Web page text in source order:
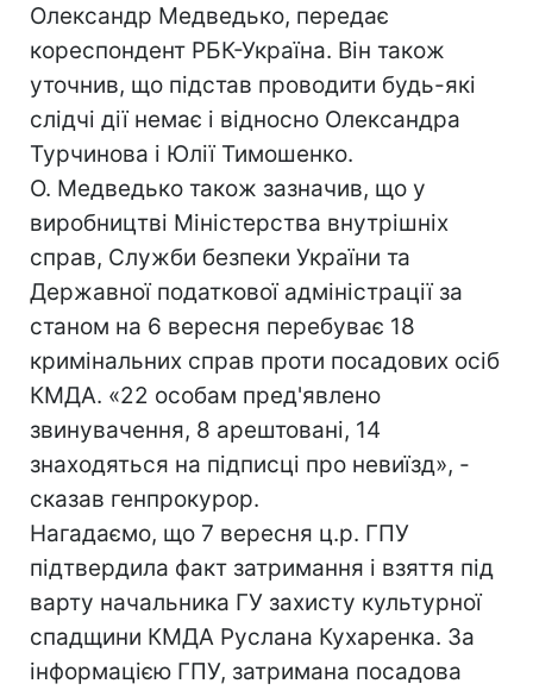
Олександр Медведько, передає
кореспондент РБК-Україна. Він також
уточнив, що підстав проводити будь-які
слідчі дії немає і відносно Олександра
Турчинова і Юлії Тимошенко.
О. Медведько також зазначив, що у
виробництві Міністерства внутрішніх
справ, Служби безпеки України та
Державної податкової адміністрації за
станом на 6 вересня перебуває 18
кримінальних справ проти посадових осіб
КМДА. «22 особам пред'явлено
звинувачення, 8 арештовані, 14
знаходяться на підписці про невиїзд», -
сказав генпрокурор.
Нагадаємо, що 7 вересня ц.р. ГПУ
підтвердила факт затримання і взяття під
варту начальника ГУ захисту культурної
спадщини КМДА Руслана Кухаренка. За
інформацією ГПУ, затримана посадова